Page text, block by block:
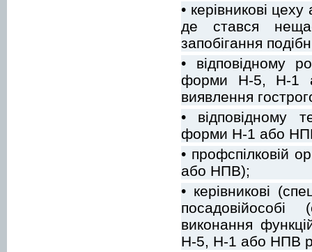
• керівникові
де стався
запобігання
• відповідному
форми Н-5, Н-1
виявлення
• відповідному
форми Н-1 або
• профспілковій
або НПВ);
• керівникові
посадовійособі
виконання
Н-5, Н-1 або НПВ